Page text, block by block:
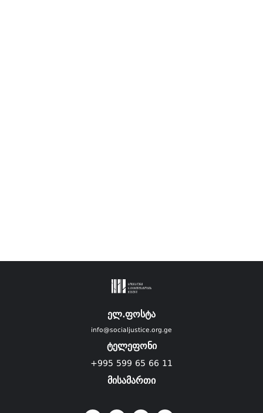
ელ.ფოსტა
info@socialjustice.org.ge
ტელეფონი
+995 599 65 66 11
მისამართი